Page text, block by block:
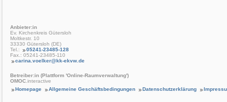
Anbieter:in
Ev. Kirchenkreis Gütersloh
Moltkestr. 10
33330 Gütersloh (DE)
Tel.:
05241-23485-128
Fax.: 05241-23485-110
carina.voelker@kk-ekvw.de
Betreiber:in (Plattform 'Online-Raumverwaltung')
OMOC .interactive
Homepage
Allgemeine Geschäftsbedingungen Datenschutzerklärung